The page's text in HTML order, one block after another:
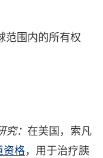
范围内的所有权
： 在美国，索凡
资格，用于治疗胰